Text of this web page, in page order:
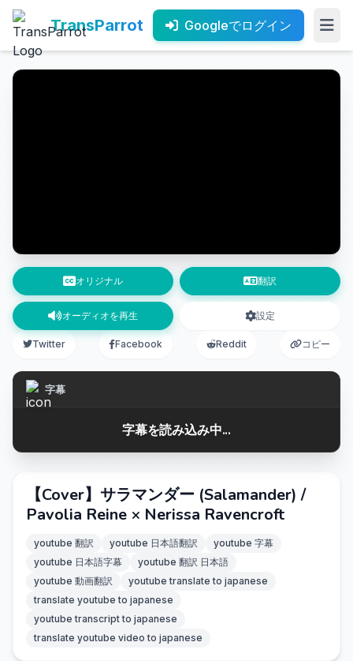
TransParrot Googleでログイン
オリジナル 翻訳
オーディオを再生 設定
Twitter Facebook Reddit コピー
字幕
字幕を読み込み中...
【Cover】サラマンダー (Salamander) /
Pavolia Reine × Nerissa Ravencroft
youtube 翻訳 youtube 日本語翻訳
youtube 字幕
youtube 日本語字幕
youtube 翻訳 日本語
youtube 動画翻訳
youtube translate to japanese
translate youtube to japanese
youtube transcript to japanese
translate youtube video to japanese